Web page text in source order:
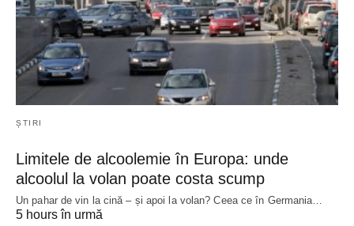
ȘTIRI
Limitele de alcoolemie în Europa: unde
alcoolul la volan poate costa scump
Un pahar de vin la cină – și apoi la volan? Ceea ce în Germania…
5 hours în urmă